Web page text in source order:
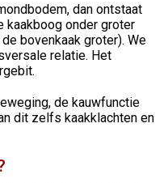
dan ontstaat
kaakboog onder groter
bovenkaak groter). We
relatie. Het
de kauwfunctie
dit zelfs kaakklachten en